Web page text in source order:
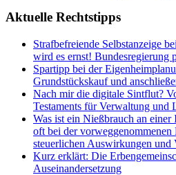
Aktuelle Rechtstipps
Strafbefreiende Selbstanzeige
wird es ernst! Bundesregierung
Spartipp bei der
Grundstückskauf und
Nach mir die digitale Sintflut?
Testaments für Verwaltung und
Was ist ein Nießbrauch an
oft bei der vorweggenommenen
steuerlichen Auswirkungen und
Kurz erklärt: Die
Auseinandersetzung